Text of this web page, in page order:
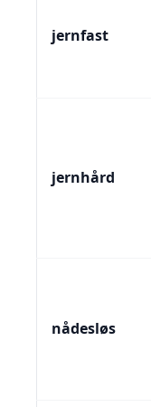
jernfast
jernhård
nådesløs